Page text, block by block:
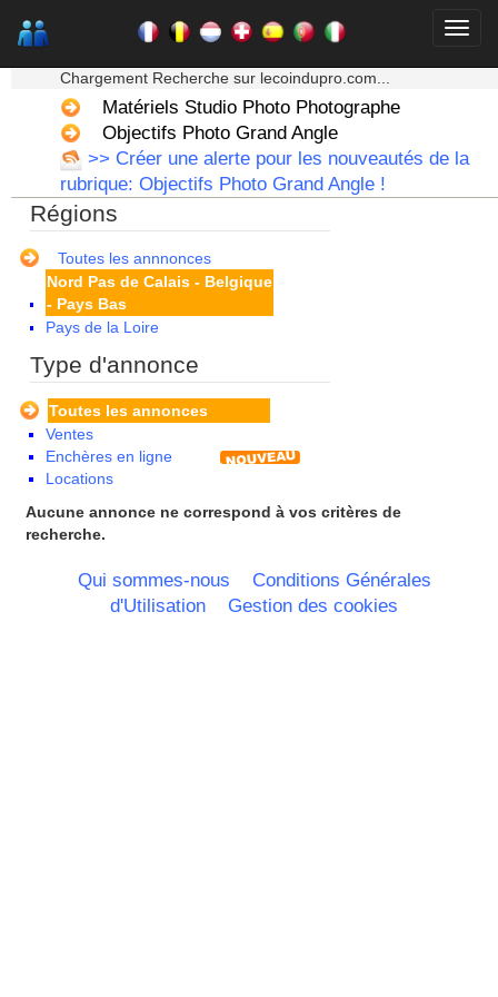
Chargement Recherche sur lecoindupro.com...
Matériels Studio Photo Photographe
Objectifs Photo Grand Angle
>> Créer une alerte pour les nouveautés de la
rubrique: Objectifs Photo Grand Angle !
Régions
Toutes les annnonces
Guyane
Ile de France
La Réunion
Languedoc Roussillon
Limousin
Lorraine
Martinique
Mayotte
Midi Pyrenees - Espagne -
Portugal
Nord Pas de Calais - Belgique
- Pays Bas
Pays de la Loire
Poitou Charentes
Principauté de Monaco
Provence Alpes Cote d'Azur -
Italie
Rhone Alpes
Type d'annonce
Toutes les annonces
Ventes
Enchères en ligne
Locations
Aucune annonce ne correspond à vos critères de
recherche.
Qui sommes-nous
Conditions Générales
d'Utilisation
Gestion des cookies